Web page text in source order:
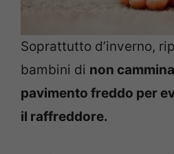
Soprattutto d’inverno,
bambini di non
pavimento freddo per
il raffreddore.